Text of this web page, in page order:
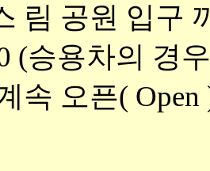
림 공원 입구
(승용차의 경
속 오픈(